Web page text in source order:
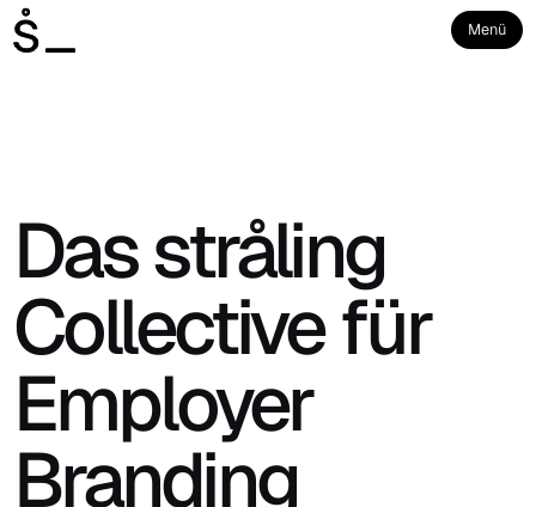
Menü
Das stråling
Collective für
Employer
Branding